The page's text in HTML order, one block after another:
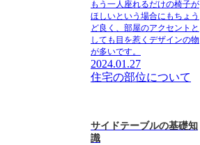
もう一人座れるだけの椅子が
ほしいという場合にもちょう
ど良く、部屋のアクセントと
しても目を惹くデザインの物
が多いです。
2024.01.27
住宅の部位について
サイドテーブルの基礎知
識